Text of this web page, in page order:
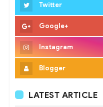
Twitter
Google+
Instagram
Blogger
LATEST ARTICLE